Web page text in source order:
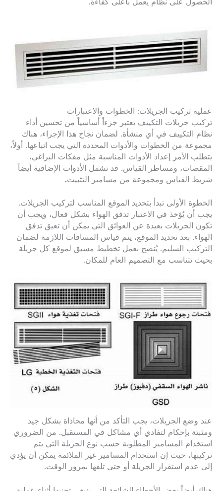
الحصول على نظام يعمل بأعلى كفاءة.
عملية تركيب الجريلات: الخطوات والاعتبارات
تركيب جريلات التكييف يعتبر جزءاً أساسياً من تحسين أداء
نظام التكييف في أي منشأة. لضمان نجاح هذا الإجراء، هناك
مجموعة من الخطوات والأدوات المحددة التي يجب اتباعها. أولاً،
يتطلب الأمر إعداد الأدوات المناسبة مثل مفكات البراغي،
المقصات، ومساطر القياس. قد تشمل الأدوات الإضافية أيضاً
شريط القياس ومجموعة من مسامير التثبيت.
الخطوة الأولى تبدأ بتحديد الموقع المناسب لتركيب الجريلات.
يجب أن يُؤخذ في الاعتبار تدفق الهواء بشكل فعال، ويجب أن
تكون الجريلات بعيدة عن العوائق التي يمكن أن تعيق تدفق
الهواء. بعد تحديد الموقع، يتم قياس المسافات اللازمة لضمان
التركيب السليم. يُنصح بعمل تخطيط مسبق لموقع كل جريلة
بحيث تتناسب مع التصميم العام للمكان.
عند وضع الجريلات، يجب التأكد من أنها محاذاة بشكل جيد
ومثبتة بإحكام لتفادي أي مشاكل في المستقبل. من الضروري
استخدام المسامير المطلوبة حسب نوع الجريلة التي يتم
تركيبها، حيث إن استخدام المسامير غير الملائمة يمكن أن يؤدي
إلى عدم استقرار الجريلة أو حتى تلفها بمرور الوقت.